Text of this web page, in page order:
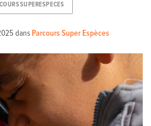
dans Parcours Super Espèces